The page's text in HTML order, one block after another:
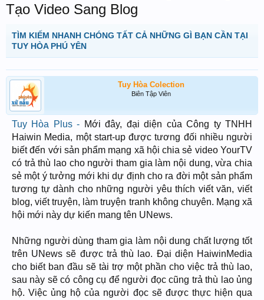
Tạo Video Sang Blog
TÌM KIẾM NHANH CHÓNG TẤT CẢ NHỮNG GÌ BẠN CẦN TẠI
TUY HÒA PHÚ YÊN
Tuy Hòa Colection
Biên Tập Viên
Tuy Hòa Plus - Mới đây, đại diện của Công ty TNHH
Haiwin Media, một start-up được tương đối nhiều người
biết đến với sản phẩm mạng xã hội chia sẻ video YourTV
có trả thù lao cho người tham gia làm nội dung, vừa chia
sẻ một ý tưởng mới khi dự định cho ra đời một sản phẩm
tương tự dành cho những người yêu thích viết văn, viết
blog, viết truyện, làm truyện tranh không chuyên. Mạng xã
hội mới này dự kiến mang tên UNews.
Những người dùng tham gia làm nội dung chất lượng tốt
trên UNews sẽ được trả thù lao. Đại diện HaiwinMedia
cho biết ban đầu sẽ tài trợ một phần cho việc trả thù lao,
sau này sẽ có công cụ để người đọc cũng trả thù lao ủng
hộ. Việc ủng hộ của người đọc sẽ được thực hiện qua